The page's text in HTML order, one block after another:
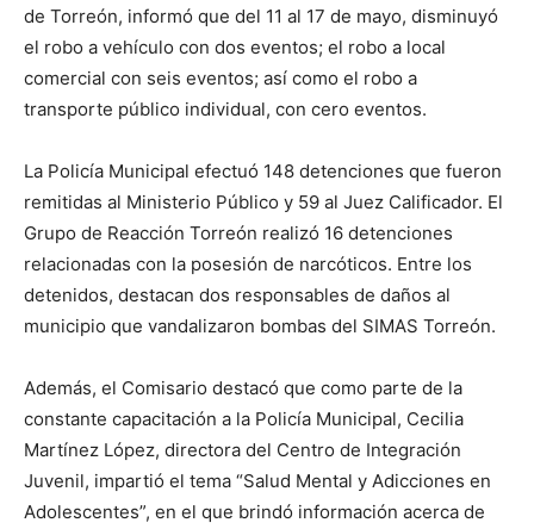
de Torreón, informó que del 11 al 17 de mayo, disminuyó
el robo a vehículo con dos eventos; el robo a local
comercial con seis eventos; así como el robo a
transporte público individual, con cero eventos.
La Policía Municipal efectuó 148 detenciones que fueron
remitidas al Ministerio Público y 59 al Juez Calificador. El
Grupo de Reacción Torreón realizó 16 detenciones
relacionadas con la posesión de narcóticos. Entre los
detenidos, destacan dos responsables de daños al
municipio que vandalizaron bombas del SIMAS Torreón.
Además, el Comisario destacó que como parte de la
constante capacitación a la Policía Municipal, Cecilia
Martínez López, directora del Centro de Integración
Juvenil, impartió el tema “Salud Mental y Adicciones en
Adolescentes”, en el que brindó información acerca de